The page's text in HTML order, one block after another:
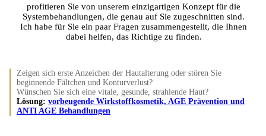
profitieren Sie von unserem einzigartigen Konzept für die
Systembehandlungen, die genau auf Sie zugeschnitten sind.
Ich habe für Sie ein paar Fragen zusammengestellt, die Ihnen
dabei helfen, das Richtige zu finden.
Zeigen sich erste Anzeichen der Hautalterung oder stören Sie
beginnende Fältchen und Konturverlust?
Wünschen Sie sich eine vitale, gesunde, strahlende Haut?
Lösung: vorbeugende Wirkstoffkosmetik, AGE Prävention und
ANTI AGE Behandlungen